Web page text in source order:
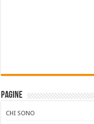
Pagine
CHI SONO